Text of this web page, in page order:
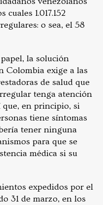
1.017.152
o sea, el 58
la solución
Colombia exige a las
de salud que
tenga atención
que, en principio, si
tiene síntomas
tener ninguna
para que se
médica si su
expedidos por el
31 de marzo, en los